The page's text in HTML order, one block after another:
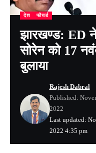
देश फीचर्ड
झारखण्ड: ED
सोरेन को 17
बुलाया
Last updated:
2022 4:35 pm
Rajesh Dabral
Published:
2022